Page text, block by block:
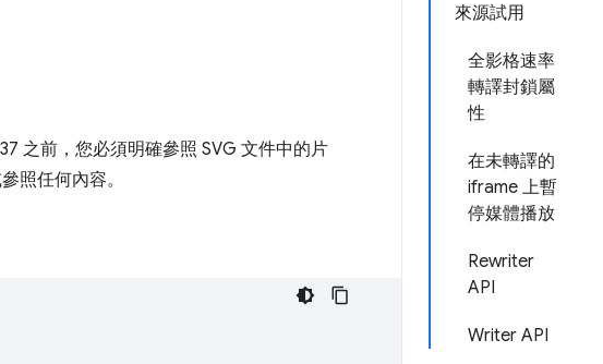
來源試用
全影格速率
轉譯封鎖屬
性
在未轉譯的
iframe 上暫
停媒體播放
Rewriter
API
Writer API
之前，您必須明確參照 SVG 文件中的片
照任何內容。